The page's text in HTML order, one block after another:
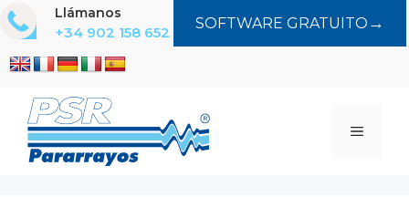
Saltar
al
Llámanos
+34 902 158 652
SOFTWARE GRATUITO →
MENÚ